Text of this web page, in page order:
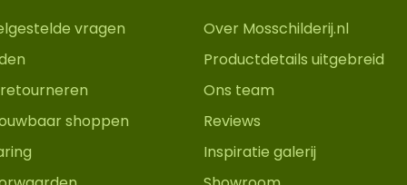
vragen
shoppen
Over Mosschilderij.nl
Productdetails uitgebreid
Ons team
Reviews
Inspiratie galerij